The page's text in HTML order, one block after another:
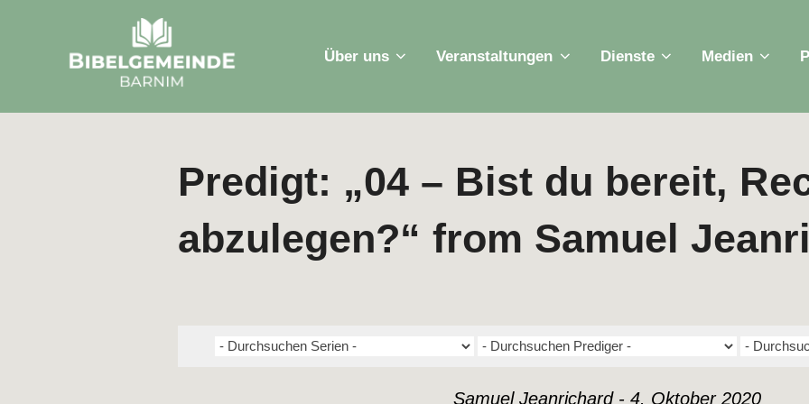
Über uns Veranstaltungen Dienste Medien
Predigt: „04 – Bist du bereit,
abzulegen?“ from Samuel
Samuel Jeanrichard - 4. Oktober 2020